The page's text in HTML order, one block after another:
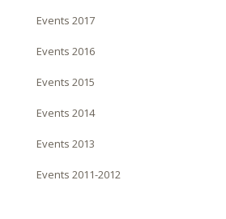
Events 2017
Events 2016
Events 2015
Events 2014
Events 2013
Events 2011-2012